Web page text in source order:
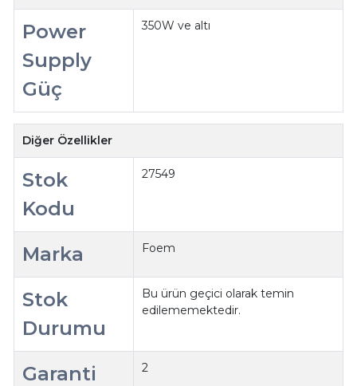
Power
Supply
Güç
350W ve altı
Diğer Özellikler
Stok
Kodu
27549
Marka Foem
Stok
Durumu
Bu ürün geçici olarak temin
edilememektedir.
Garanti
2